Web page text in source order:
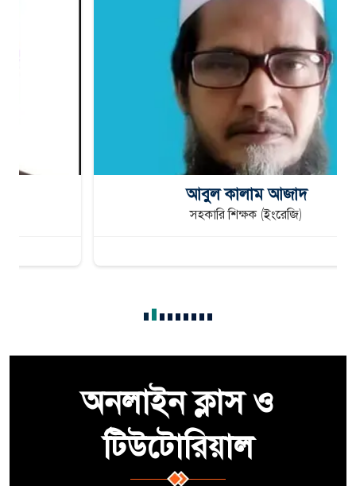
আবুল কালাম আজাদ
সহকারি শিক্ষক (ইংরেজি)
অনলাইন ক্লাস ও
টিউটোরিয়াল